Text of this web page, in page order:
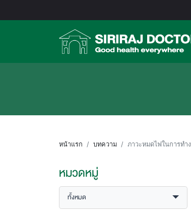
หน้าแรก บทความ ภาวะหมดไฟในการทำ
หมวดหมู่
ทั้งหมด